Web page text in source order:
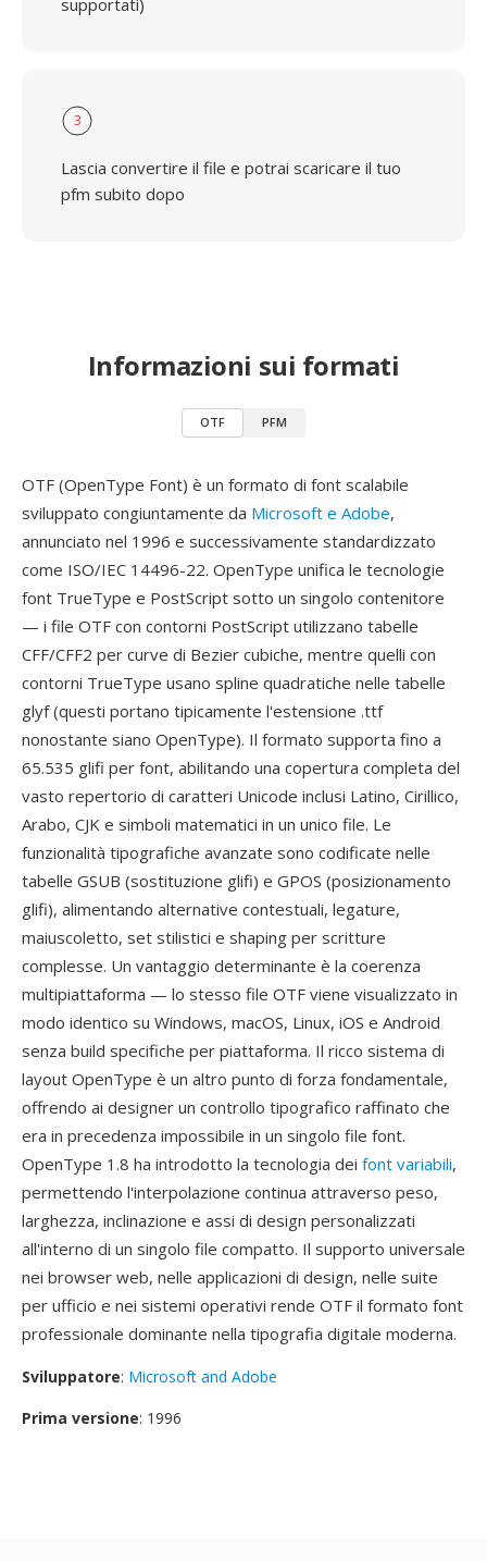
supportati)
3
Lascia convertire il file e potrai scaricare il tuo
pfm subito dopo
Informazioni sui formati
OTF PFM
OTF (OpenType Font) è un formato di font scalabile
sviluppato congiuntamente da Microsoft e Adobe,
annunciato nel 1996 e successivamente standardizzato
come ISO/IEC 14496-22. OpenType unifica le tecnologie
font TrueType e PostScript sotto un singolo contenitore
— i file OTF con contorni PostScript utilizzano tabelle
CFF/CFF2 per curve di Bezier cubiche, mentre quelli con
contorni TrueType usano spline quadratiche nelle tabelle
glyf (questi portano tipicamente l'estensione .ttf
nonostante siano OpenType). Il formato supporta fino a
65.535 glifi per font, abilitando una copertura completa del
vasto repertorio di caratteri Unicode inclusi Latino, Cirillico,
Arabo, CJK e simboli matematici in un unico file. Le
funzionalità tipografiche avanzate sono codificate nelle
tabelle GSUB (sostituzione glifi) e GPOS (posizionamento
glifi), alimentando alternative contestuali, legature,
maiuscoletto, set stilistici e shaping per scritture
complesse. Un vantaggio determinante è la coerenza
multipiattaforma — lo stesso file OTF viene visualizzato in
modo identico su Windows, macOS, Linux, iOS e Android
senza build specifiche per piattaforma. Il ricco sistema di
layout OpenType è un altro punto di forza fondamentale,
offrendo ai designer un controllo tipografico raffinato che
era in precedenza impossibile in un singolo file font.
OpenType 1.8 ha introdotto la tecnologia dei font variabili,
permettendo l'interpolazione continua attraverso peso,
larghezza, inclinazione e assi di design personalizzati
all'interno di un singolo file compatto. Il supporto universale
nei browser web, nelle applicazioni di design, nelle suite
per ufficio e nei sistemi operativi rende OTF il formato font
professionale dominante nella tipografia digitale moderna.
Sviluppatore: Microsoft and Adobe
Prima versione: 1996